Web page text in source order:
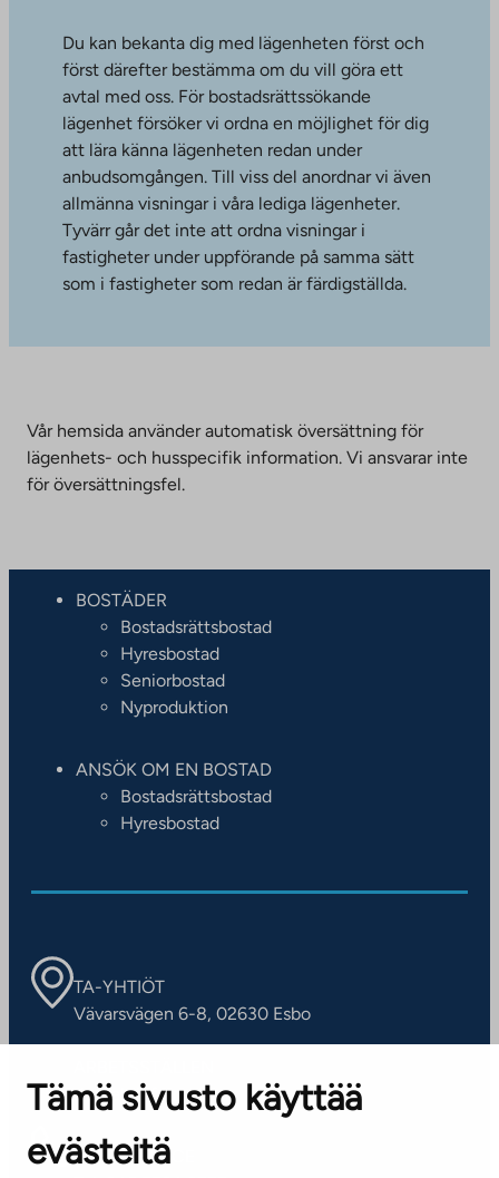
Tämä sivusto käyttää
evästeitä
Du kan bekanta dig med lägenheten först och
först därefter bestämma om du vill göra ett
avtal med oss. För bostadsrättssökande
lägenhet försöker vi ordna en möjlighet för dig
att lära känna lägenheten redan under
anbudsomgången. Till viss del anordnar vi även
allmänna visningar i våra lediga lägenheter.
Tyvärr går det inte att ordna visningar i
fastigheter under uppförande på samma sätt
som i fastigheter som redan är färdigställda.
Vår hemsida använder automatisk översättning för
lägenhets- och husspecifik information. Vi ansvarar inte
för översättningsfel.
BOSTÄDER
Bostadsrättsbostad
Hyresbostad
Seniorbostad
Nyproduktion
ANSÖK OM EN BOSTAD
Bostadsrättsbostad
Hyresbostad
TA-YHTIÖT
Vävarsvägen 6-8, 02630 Esbo
Kontaktinformation
KUNDSERVICE